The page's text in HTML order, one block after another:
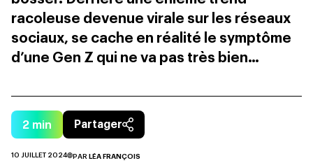
racoleuse devenue virale sur les réseaux
sociaux, se cache en réalité le symptôme
d’une Gen Z qui ne va pas très bien…
2 min Partager
10 JUILLET 2024 PAR LÉA FRANÇOIS